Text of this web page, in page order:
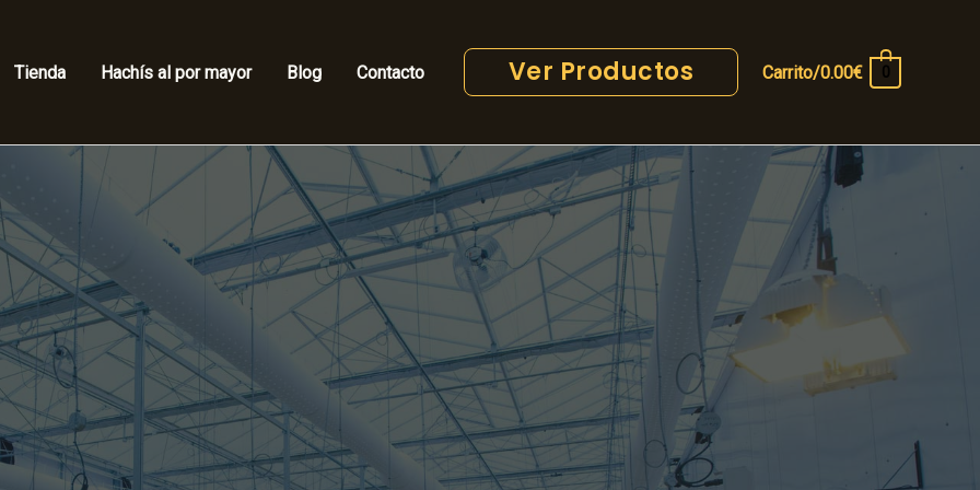
Tienda Hachís al por mayor Blog Contacto Ver Productos Carrito/0.00€ 0